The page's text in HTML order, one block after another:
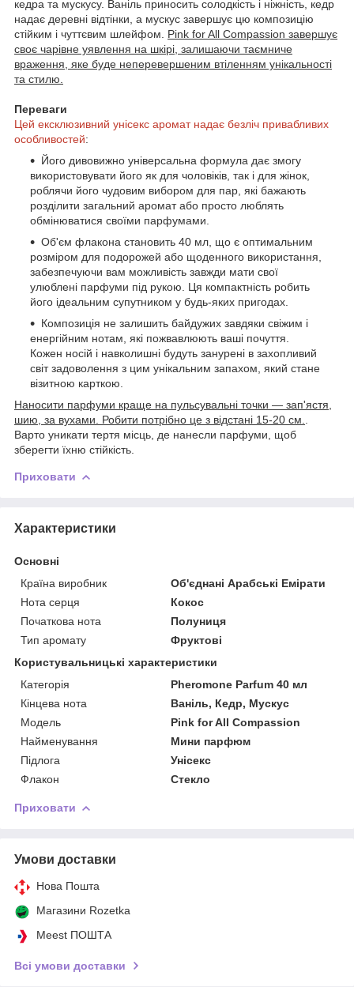
кедра та мускусу. Ваніль приносить солодкість і ніжність, кедр
надає деревні відтінки, а мускус завершує цю композицію
стійким і чуттєвим шлейфом. Pink for All Compassion завершує
своє чарівне уявлення на шкірі, залишаючи таємниче
враження, яке буде неперевершеним втіленням унікальності
та стилю.
Переваги
Цей ексклюзивний унісекс аромат надає безліч привабливих
особливостей:
Його дивовижно універсальна формула дає змогу
використовувати його як для чоловіків, так і для жінок,
роблячи його чудовим вибором для пар, які бажають
розділити загальний аромат або просто люблять
обмінюватися своїми парфумами.
Об'єм флакона становить 40 мл, що є оптимальним
розміром для подорожей або щоденного використання,
забезпечуючи вам можливість завжди мати свої
улюблені парфуми під рукою. Ця компактність робить
його ідеальним супутником у будь-яких пригодах.
Композиція не залишить байдужих завдяки свіжим і
енергійним нотам, які пожвавлюють ваші почуття.
Кожен носій і навколишні будуть занурені в захопливий
світ задоволення з цим унікальним запахом, який стане
візитною карткою.
Наносити парфуми краще на пульсувальні точки — зап'ястя,
шию, за вухами. Робити потрібно це з відстані 15-20 см.
Варто уникати тертя місць, де нанесли парфуми, щоб
зберегти їхню стійкість.
Приховати
Характеристики
Основні
Країна виробник
Об'єднані Арабські Емірати
Нота серця
Кокос
Початкова нота
Полуниця
Тип аромату
Фруктові
Користувальницькі характеристики
Категорія
Pheromone Parfum 40 мл
Кінцева нота
Ваніль, Кедр, Мускус
Мoдель
Pink for All Compassion
Найменування
Мини парфюм
Підлога
Унісекс
Флакон
Стекло
Приховати
Умови доставки
Нова Пошта
Магазини Rozetka
Meest ПОШТА
Всі умови доставки